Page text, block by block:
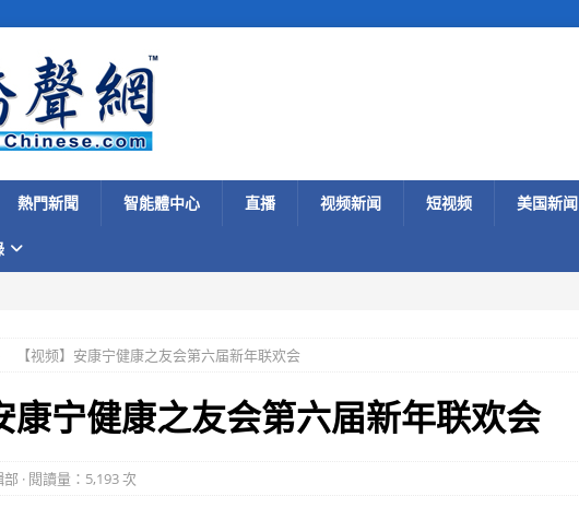
熱門新聞 智能體中心 直播 视频新闻 短视频 美国新闻
【视频】安康宁健康之友会第六届新年联欢会
康宁健康之友会第六届新年联欢会
· 閱讀量：5,193 次